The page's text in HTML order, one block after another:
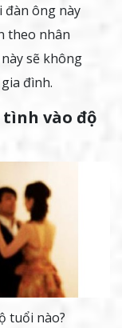
đàn ông này
theo nhân
sẽ không
đình.
vào độ
tuổi nào?